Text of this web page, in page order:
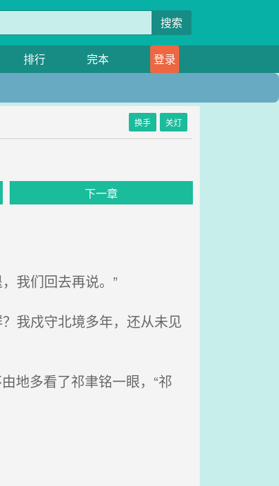
搜索
排行 完本
登录
换手 关灯
下一章
我们回去再说。”
我戍守北境多年，还从未见
地多看了祁聿铭一眼，“祁